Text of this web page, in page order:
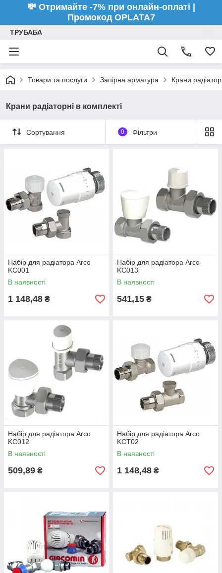
💸 Отримайте -7% при онлайн-оплаті |
Промокод OPLATA7
ТРУБАБА
Товари та послуги Запірна арматура Крани
Крани радіаторні в комплекті
Сортування 0 Фільтри
Набір для радіатора Arco
KC001
В наявності
1 148,48 ₴
Набір для радіатора Arco
KC013
В наявності
541,15 ₴
Набір для радіатора Arco
KC012
В наявності
509,89 ₴
Набір для радіатора Arco
KCT02
В наявності
1 148,48 ₴